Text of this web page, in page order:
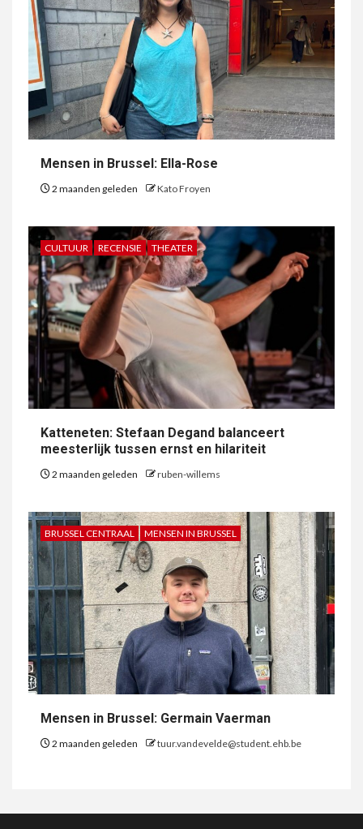
Mensen in Brussel: Ella-Rose
2 maanden geleden Kato Froyen
CULTUUR RECENSIE THEATER
Katteneten: Stefaan Degand balanceert
meesterlijk tussen ernst en hilariteit
2 maanden geleden ruben-willems
BRUSSEL CENTRAAL MENSEN IN BRUSSEL
Mensen in Brussel: Germain Vaerman
2 maanden geleden tuur.vandevelde@student.ehb.be